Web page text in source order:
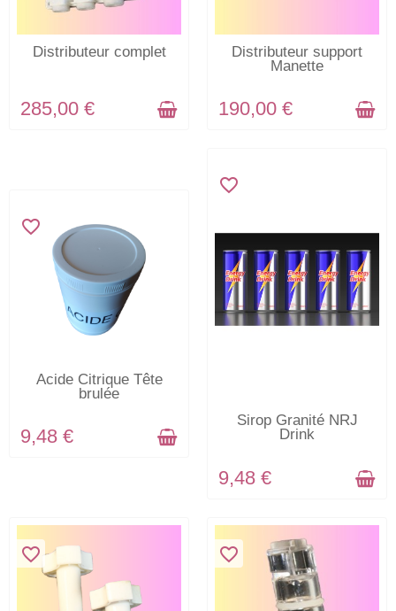
EN STOCK
Distributeur complet
285,00 €
EN STOCK
Distributeur support
Manette
190,00 €
EN STOCK
favorite_border
Acide Citrique Tête
brulée
9,48 €
EN STOCK
favorite_border
Sirop Granité NRJ
Drink
9,48 €
favorite_border favorite_border